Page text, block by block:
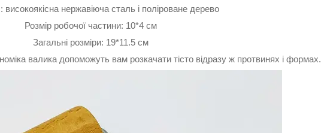
високоякісна нержавіюча сталь і поліроване дерево
Розмір робочої частини: 10*4 см
Загальні розміри: 19*11.5 см
валика допоможуть вам розкачати тісто відразу ж протвинях і формах.